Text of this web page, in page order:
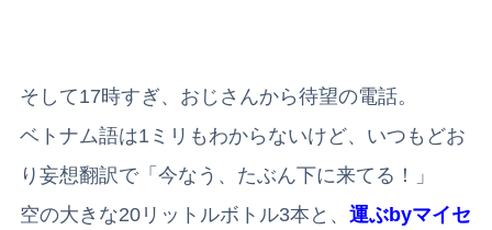
そして17時すぎ、おじさんから待望の電話。
ベトナム語は1ミリもわからないけど、いつもどお
り妄想翻訳で「今なう、たぶん下に来てる！」
空の大きな20リットルボトル3本と、 運ぶbyマイセ